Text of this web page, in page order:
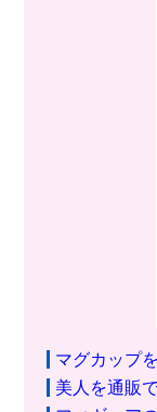
マグカップ
美人を通販